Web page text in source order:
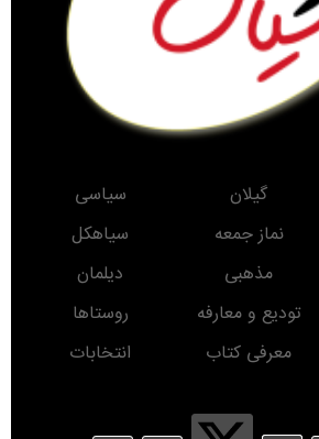
گیلان
سیاسی
نماز جمعه
سیاهکل
مذهبی
دیلمان
تودیع و معارفه
روستاها
معرفی کتاب
انتخابات